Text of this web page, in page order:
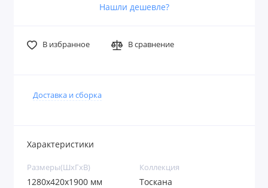
Нашли дешевле?
В избранное В сравнение
Доставка и сборка
Характеристики
Размеры(ШxГxВ)
1280х420х1900 мм
Коллекция
Тоскана